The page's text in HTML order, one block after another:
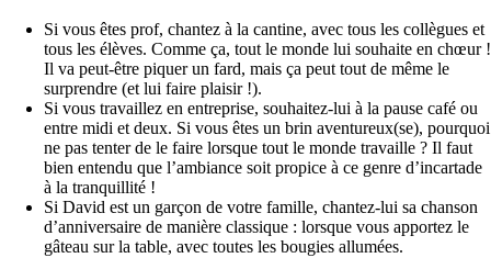
Si vous êtes prof, chantez à la cantine, avec tous les collègues et
tous les élèves. Comme ça, tout le monde lui souhaite en chœur !
Il va peut-être piquer un fard, mais ça peut tout de même le
surprendre (et lui faire plaisir !).
Si vous travaillez en entreprise, souhaitez-lui à la pause café ou
entre midi et deux. Si vous êtes un brin aventureux(se), pourquoi
ne pas tenter de le faire lorsque tout le monde travaille ? Il faut
bien entendu que l’ambiance soit propice à ce genre d’incartade
à la tranquillité !
Si David est un garçon de votre famille, chantez-lui sa chanson
d’anniversaire de manière classique : lorsque vous apportez le
gâteau sur la table, avec toutes les bougies allumées.